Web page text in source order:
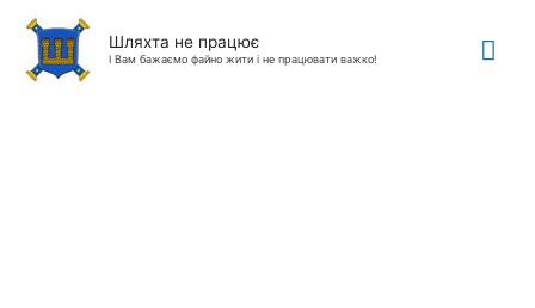
Шляхта не працює
І Вам бажаємо файно жити і не працювати важко!